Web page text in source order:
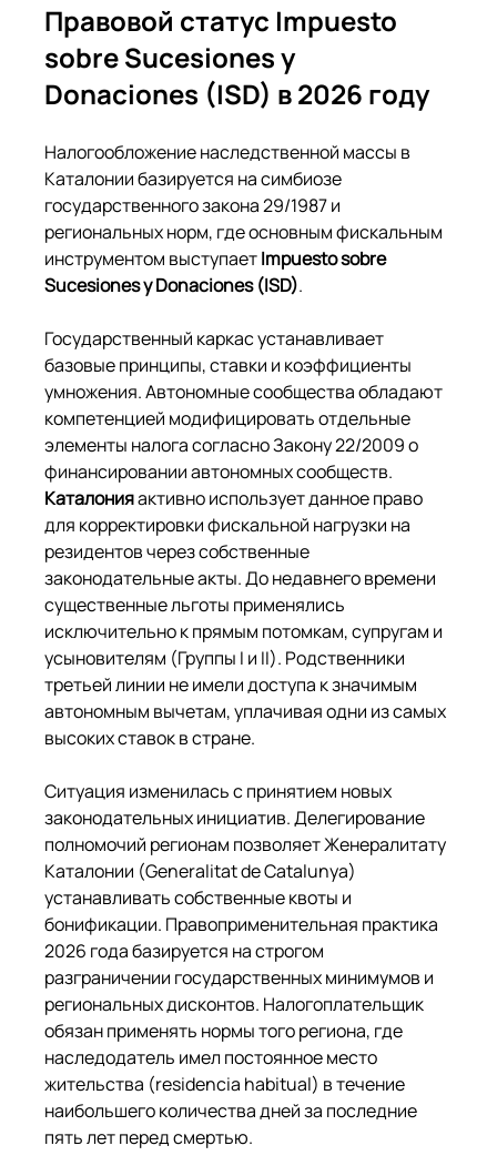
Правовой статус Impuesto
sobre Sucesiones y
Donaciones (ISD) в 2026 году
Налогообложение наследственной массы в
Каталонии базируется на симбиозе
государственного закона 29/1987 и
региональных норм, где основным фискальным
инструментом выступает Impuesto sobre
Sucesiones y Donaciones (ISD).
Государственный каркас устанавливает
базовые принципы, ставки и коэффициенты
умножения. Автономные сообщества обладают
компетенцией модифицировать отдельные
элементы налога согласно Закону 22/2009 о
финансировании автономных сообществ.
Каталония активно использует данное право
для корректировки фискальной нагрузки на
резидентов через собственные
законодательные акты. До недавнего времени
существенные льготы применялись
исключительно к прямым потомкам, супругам и
усыновителям (Группы I и II). Родственники
третьей линии не имели доступа к значимым
автономным вычетам, уплачивая одни из самых
высоких ставок в стране.
Ситуация изменилась с принятием новых
законодательных инициатив. Делегирование
полномочий регионам позволяет Женералитату
Каталонии (Generalitat de Catalunya)
устанавливать собственные квоты и
бонификации. Правоприменительная практика
2026 года базируется на строгом
разграничении государственных минимумов и
региональных дисконтов. Налогоплательщик
обязан применять нормы того региона, где
наследодатель имел постоянное место
жительства (residencia habitual) в течение
наибольшего количества дней за последние
пять лет перед смертью.